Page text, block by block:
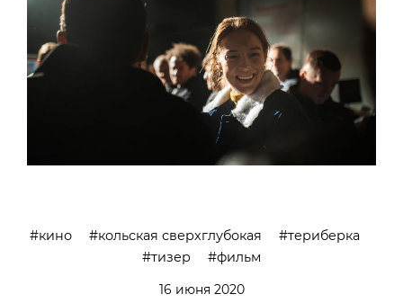
кино кольская сверхглубокая
териберка
тизер
фильм
16 июня 2020